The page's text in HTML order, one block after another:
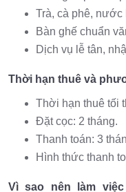
Trà, cà phê, nước
Bàn ghế chuẩn
Dịch vụ lễ tân,
Thời hạn thuê và
Thời hạn thuê tối
Đặt cọc: 2 tháng.
Thanh toán: 3
Hình thức thanh
Vì sao nên làm